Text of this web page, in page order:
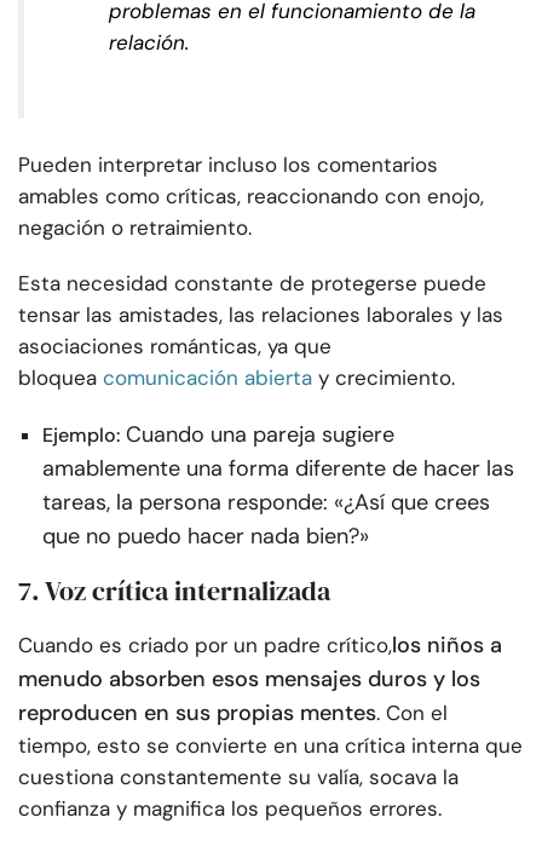
problemas en el funcionamiento de la
relación.
Pueden interpretar incluso los comentarios
amables como críticas, reaccionando con enojo,
negación o retraimiento.
Esta necesidad constante de protegerse puede
tensar las amistades, las relaciones laborales y las
asociaciones románticas, ya que
bloquea comunicación abierta y crecimiento.
Ejemplo: Cuando una pareja sugiere
amablemente una forma diferente de hacer las
tareas, la persona responde: «¿Así que crees
que no puedo hacer nada bien?»
7. Voz crítica internalizada
Cuando es criado por un padre crítico,los niños a
menudo absorben esos mensajes duros y los
reproducen en sus propias mentes. Con el
tiempo, esto se convierte en una crítica interna que
cuestiona constantemente su valía, socava la
confianza y magnifica los pequeños errores.